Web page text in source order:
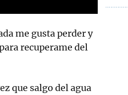
me gusta perder y
recuperame del
que salgo del agua